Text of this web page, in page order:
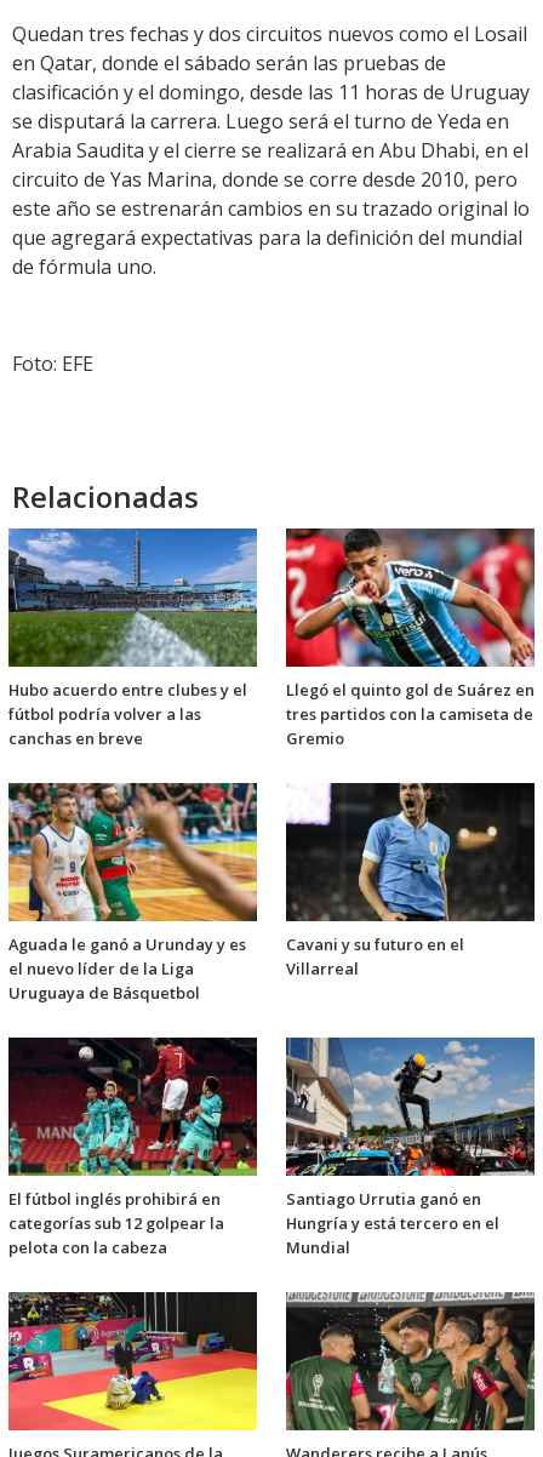
Quedan tres fechas y dos circuitos nuevos como el Losail
en Qatar, donde el sábado serán las pruebas de
clasificación y el domingo, desde las 11 horas de Uruguay
se disputará la carrera. Luego será el turno de Yeda en
Arabia Saudita y el cierre se realizará en Abu Dhabi, en el
circuito de Yas Marina, donde se corre desde 2010, pero
este año se estrenarán cambios en su trazado original lo
que agregará expectativas para la definición del mundial
de fórmula uno.
Foto: EFE
Relacionadas
Hubo acuerdo entre clubes y el
fútbol podría volver a las
canchas en breve
Llegó el quinto gol de Suárez en
tres partidos con la camiseta de
Gremio
Aguada le ganó a Urunday y es
el nuevo líder de la Liga
Uruguaya de Básquetbol
Cavani y su futuro en el
Villarreal
El fútbol inglés prohibirá en
categorías sub 12 golpear la
pelota con la cabeza
Santiago Urrutia ganó en
Hungría y está tercero en el
Mundial